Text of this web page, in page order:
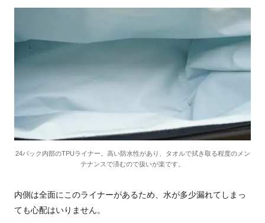
24パック内部のTPUライナー。高い防水性があり、タオルで拭き取る程度のメン
テナンスで済むので扱いが楽です。
内側は全面にこのライナーがあるため、水が多少漏れてしまっ
ても心配はいりません。